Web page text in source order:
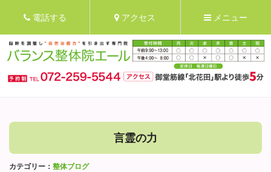
電話する アクセス メニュー
言霊の力
カテゴリー： 整体ブログ